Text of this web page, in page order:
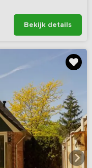
Bekijk details